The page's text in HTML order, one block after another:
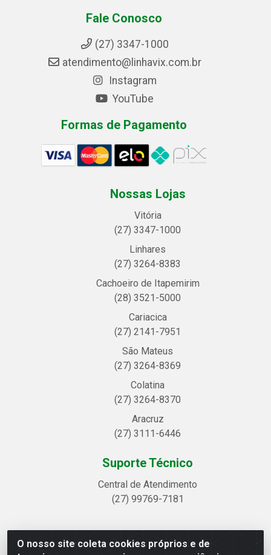
O nosso site coleta cookies próprios e de
Fale Conosco
(27) 3347-1000
atendimento@linhavix.com.br
Instagram
YouTube
Formas de Pagamento
Nossas Lojas
Vitória
(27) 3347-1000
Linhares
(27) 3264-8383
Cachoeiro de Itapemirim
(28) 3521-5000
Cariacica
(27) 2141-7951
São Mateus
(27) 3264-8369
Colatina
(27) 3264-8370
Aracruz
(27) 3111-6446
Suporte Técnico
Central de Atendimento
(27) 99769-7181
Linhavix Distribuidora LTDA - Avenida Alegre, 2521 -